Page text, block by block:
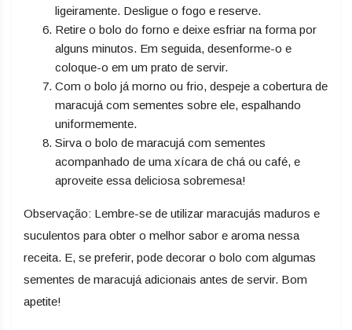
ligeiramente. Desligue o fogo e reserve.
Retire o bolo do forno e deixe esfriar na forma por
alguns minutos. Em seguida, desenforme-o e
coloque-o em um prato de servir.
Com o bolo já morno ou frio, despeje a cobertura de
maracujá com sementes sobre ele, espalhando
uniformemente.
Sirva o bolo de maracujá com sementes
acompanhado de uma xícara de chá ou café, e
aproveite essa deliciosa sobremesa!
Observação: Lembre-se de utilizar maracujás maduros e
suculentos para obter o melhor sabor e aroma nessa
receita. E, se preferir, pode decorar o bolo com algumas
sementes de maracujá adicionais antes de servir. Bom
apetite!